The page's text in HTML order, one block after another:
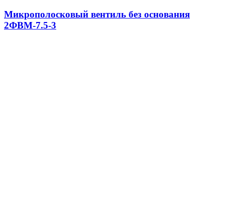
Микрополосковый вентиль без основания
2ФВМ-7.5-3